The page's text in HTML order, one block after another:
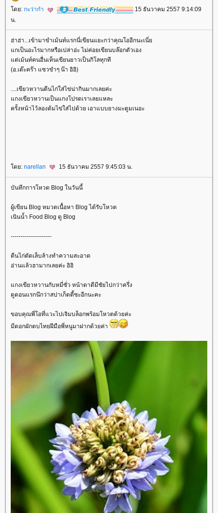
ดย: กะว่าก๋า
15 ธันวาคม 2557 9:14:09
น.
ฮ่าฮ่า...เข้ามาขำเม้นท์แรกนี่เขียนแยะกว่าคุณโออีกนะเนี่
กเป็นอะไรมากหรือเปล่าอ่ะ ไม่ค่อยเขียนบล๊อกตัวเอง
ต่เม้นท์คนอื่นเห็นเขียนยาวเป็นกิโลทุกที
(อ.เต๊ะคร๊า แซวขำๆ น๊า อิอิ)
....เขียวหวานตีนไก่ใส่ไข่น่ากินมากเลยค่ะ
กงเขียวหวานเป็นแกงโปรดเราเลยแหละ
ครั้งหน้าไว้ลองต้มไข่ใส่ไปด้วย เอาแบบยางมะตูมเนอะ
ดย: narellan 15 ธันวาคม 2557 9:45:03 น.
บันทึกการโหวต Blog ในวันนี้
ผู้เขียน Blog หมวดเนื้อหา Blog ได้รับโหวต
เนินน้ำ Food Blog ดู Blog
---------------------
ตีนไก่ตัดเล็บล้างทำความสะอาด
อ่านแล้วฮามากเลยค่ะ อิอิ
กงเขียวหวานกับหมี่ซั่ว หน้าตาดีมีชัยไปกว่าครึ่ง
ดูตอนแรกนึกว่าสปาเก็ตตี้ซะอีกนะคะ
ขอบคุณพี่โอที่แวะไปเจิมบล็อกพร้อมโหวตด้วยค่ะ
มีดอกผักตบไทยฝีมือพี่หนูมาฝากด้วยค่า